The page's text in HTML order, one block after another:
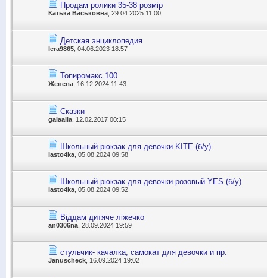
Продам ролики 35-38 розмір
Катька Васьковна , 29.04.2025 11:00
Детская энциклопедия
lera9865 , 04.06.2023 18:57
Топиромакс 100
Женева , 16.12.2024 11:43
Сказки
galaalla , 12.02.2017 00:15
Школьный рюкзак для девочки KITE (б/у)
lasto4ka , 05.08.2024 09:58
Школьный рюкзак для девочки розовый YES (б/у)
lasto4ka, 05.08.2024 09:52
Віддам дитяче ліжечко
an0306na , 28.09.2024 19:59
стульчик- качалка, самокат для девочки и пр.
Januscheck, 16.09.2024 19:02